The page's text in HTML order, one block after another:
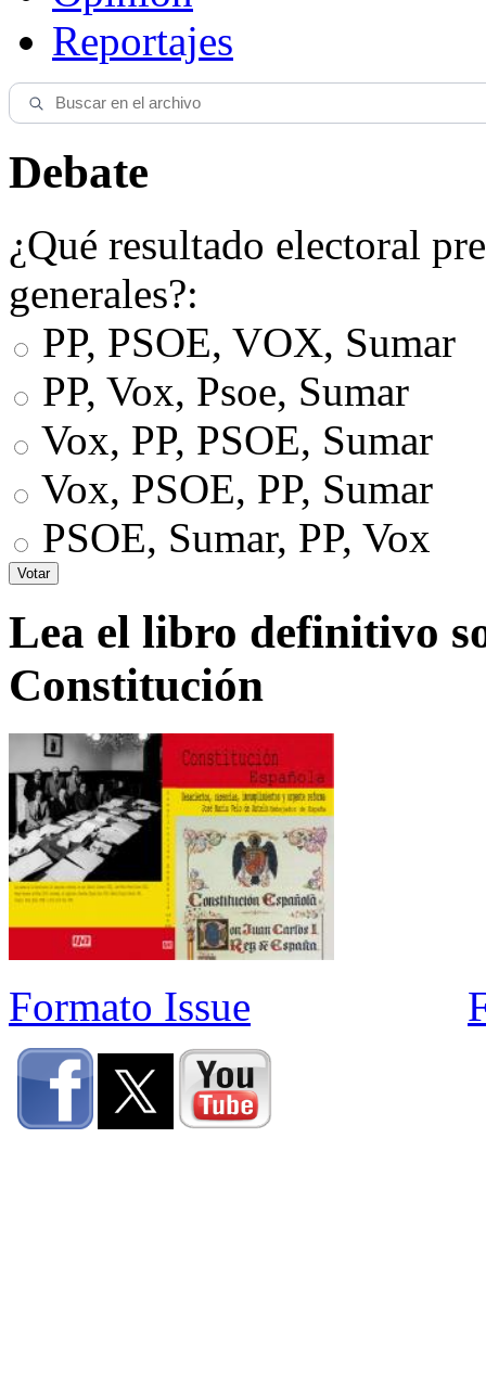
Reportajes
Debate
¿Qué resultado electoral
generales?:
PP, PSOE, VOX, Sumar
PP, Vox, Psoe, Sumar
Vox, PP, PSOE, Sumar
Vox, PSOE, PP, Sumar
PSOE, Sumar, PP, Vox
Lea el libro definitivo
Constitución
Formato Issue